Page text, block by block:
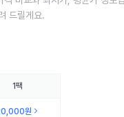
드릴게요.
1팩
원